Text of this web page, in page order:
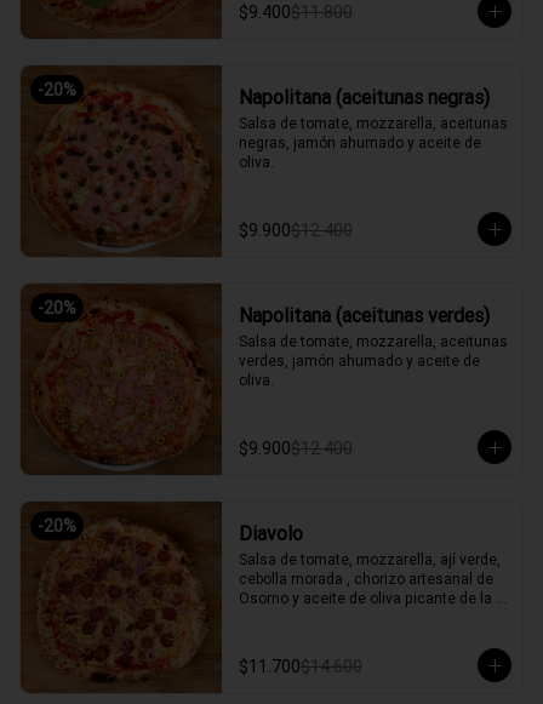
$9.400$11.800
-20% Napolitana (aceitunas negras)
Salsa de tomate, mozzarella, aceitunas
negras, jamón ahumado y aceite de
oliva.
$9.900$12.400
-20% Napolitana (aceitunas verdes)
Salsa de tomate, mozzarella, aceitunas
verdes, jamón ahumado y aceite de
oliva.
$9.900$12.400
-20% Diavolo
Salsa de tomate, mozzarella, ají verde,
cebolla morada , chorizo artesanal de
Osorno y aceite de oliva picante de la
$11.700$14.600